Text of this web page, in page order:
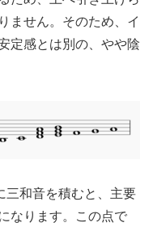
ません。そのため、イ
定感とは別の、やや陰
三和音を積むと、主要
なります。この点で